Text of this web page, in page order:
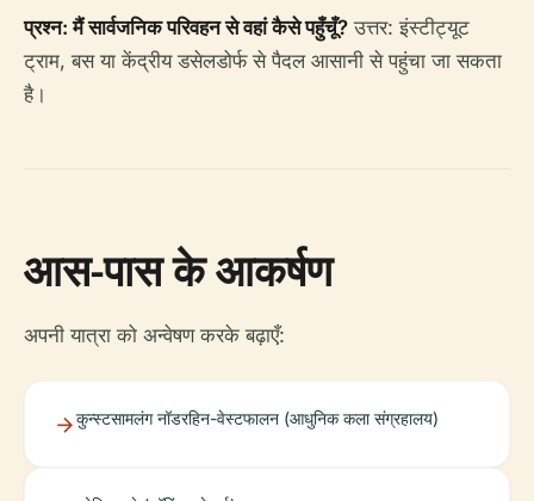
प्रश्न: मैं सार्वजनिक परिवहन से वहां कैसे पहुँचूँ? उत्तर: इंस्टीट्यूट
ट्राम, बस या केंद्रीय डसेलडोर्फ से पैदल आसानी से पहुंचा जा सकता
है।
आस-पास के आकर्षण
अपनी यात्रा को अन्वेषण करके बढ़ाएँ:
कुन्स्टसामलंग नॉडरहिन-वेस्टफालन (आधुनिक कला संग्रहालय)